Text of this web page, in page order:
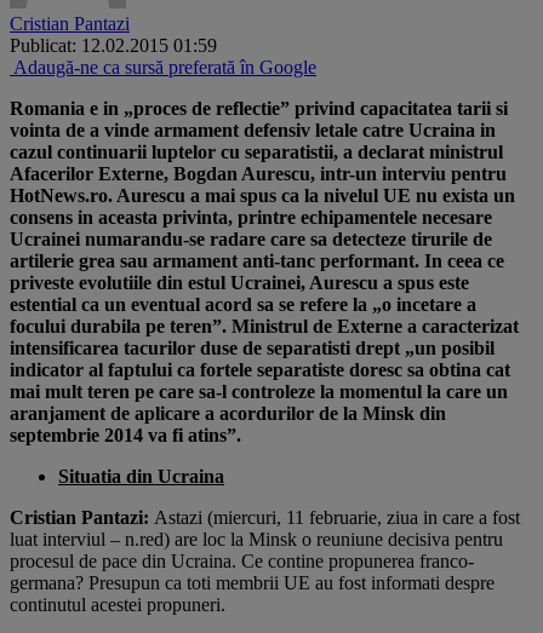
Cristian Pantazi
Publicat: 12.02.2015 01:59
Adaugă-ne ca sursă preferată în Google
Romania e in „proces de reflectie” privind capacitatea tarii si
vointa de a vinde armament defensiv letale catre Ucraina in
cazul continuarii luptelor cu separatistii, a declarat ministrul
Afacerilor Externe, Bogdan Aurescu, intr-un interviu pentru
HotNews.ro. Aurescu a mai spus ca la nivelul UE nu exista un
consens in aceasta privinta, printre echipamentele necesare
Ucrainei numarandu-se radare care sa detecteze tirurile de
artilerie grea sau armament anti-tanc performant. In ceea ce
priveste evolutiile din estul Ucrainei, Aurescu a spus este
estential ca un eventual acord sa se refere la „o incetare a
focului durabila pe teren”. Ministrul de Externe a caracterizat
intensificarea tacurilor duse de separatisti drept „un posibil
indicator al faptului ca fortele separatiste doresc sa obtina cat
mai mult teren pe care sa-l controleze la momentul la care un
aranjament de aplicare a acordurilor de la Minsk din
septembrie 2014 va fi atins”.
Situatia din Ucraina
Cristian Pantazi: Astazi (miercuri, 11 februarie, ziua in care a fost
luat interviul – n.red) are loc la Minsk o reuniune decisiva pentru
procesul de pace din Ucraina. Ce contine propunerea franco-
germana? Presupun ca toti membrii UE au fost informati despre
continutul acestei propuneri.